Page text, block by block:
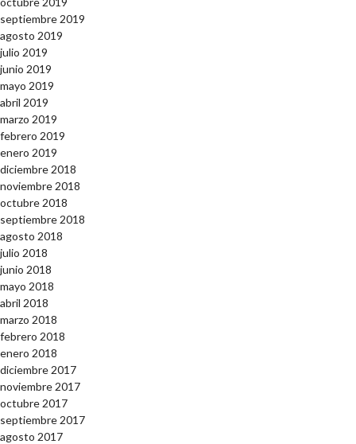
septiembre 2019
agosto 2019
julio 2019
junio 2019
mayo 2019
abril 2019
marzo 2019
febrero 2019
enero 2019
diciembre 2018
noviembre 2018
octubre 2018
septiembre 2018
agosto 2018
julio 2018
junio 2018
mayo 2018
abril 2018
marzo 2018
febrero 2018
enero 2018
diciembre 2017
noviembre 2017
octubre 2017
septiembre 2017
agosto 2017